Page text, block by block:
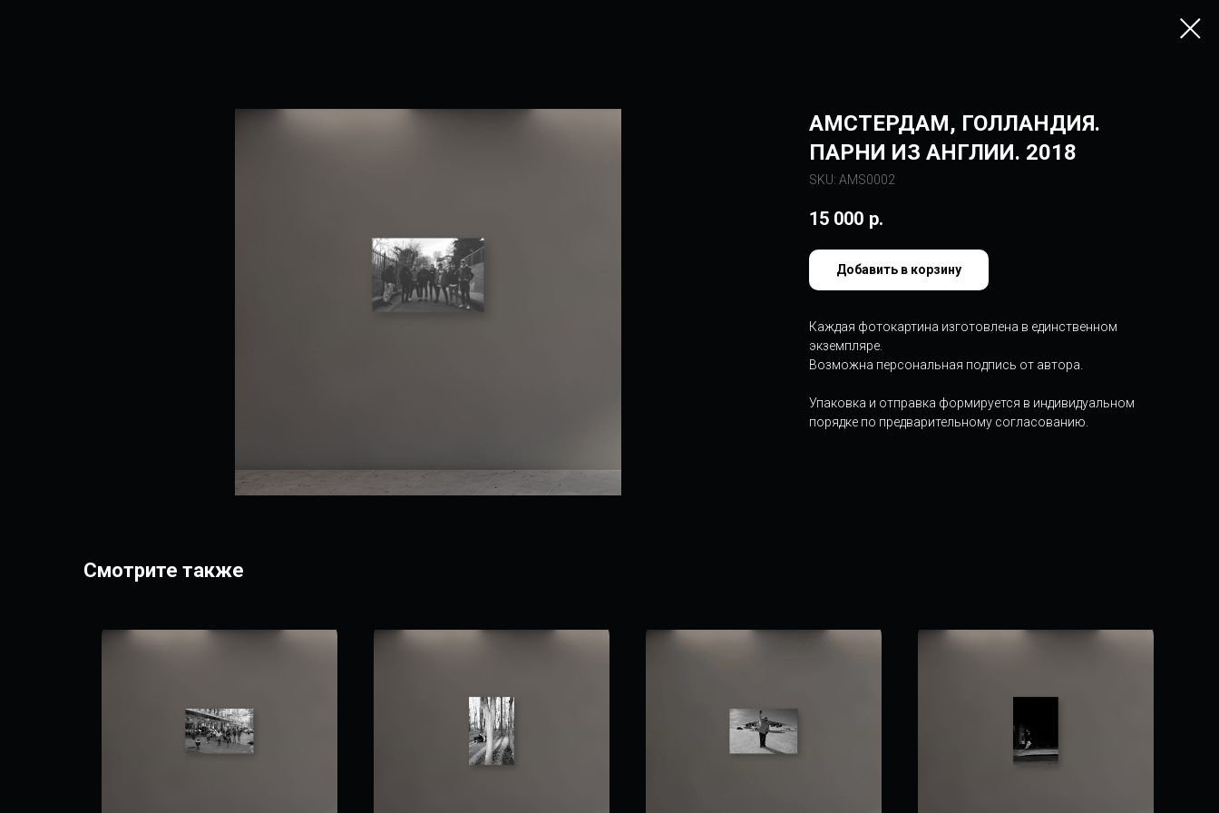
АМСТЕРДАМ, ГОЛЛАНДИЯ.
ПАРНИ ИЗ АНГЛИИ. 2018
SKU: AMS0002
15 000 р.
Добавить в корзину
Каждая фотокартина изготовлена в единственном
экземпляре.
Возможна персональная подпись от автора.
Упаковка и отправка формируется в индивидуальном
порядке по предварительному согласованию.
Смотрите также